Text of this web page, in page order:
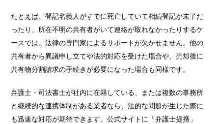
たとえば、登記名義人がすでに死亡していて相続登記が未了だ
ったり、所在不明の共有者がいて連絡が取れなかったりするケ
ースでは、法律の専門家によるサポートが欠かせません。他の
共有者から異議申し立てや法的対応を受けた場合や、売却後に
共有物分割請求の手続きが必要になった場合も同様です。
弁護士・司法書士が社内に在籍している、または複数の事務所
と継続的な連携体制がある業者なら、法的な問題が生じた際に
も迅速な対応が期待できます。公式サイトに「弁護士提携」